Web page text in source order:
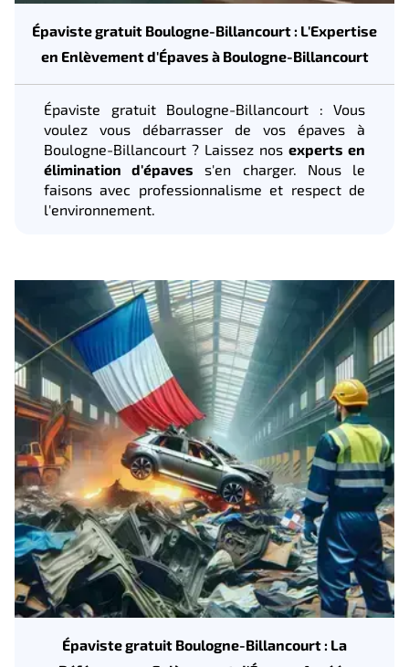
Épaviste gratuit Boulogne-Billancourt : L'Expertise
en Enlèvement d'Épaves à Boulogne-Billancourt
Épaviste gratuit Boulogne-Billancourt : Vous
voulez vous débarrasser de vos épaves à
Boulogne-Billancourt ? Laissez nos experts en
élimination d'épaves s'en charger. Nous le
faisons avec professionnalisme et respect de
l'environnement.
Épaviste gratuit Boulogne-Billancourt : La